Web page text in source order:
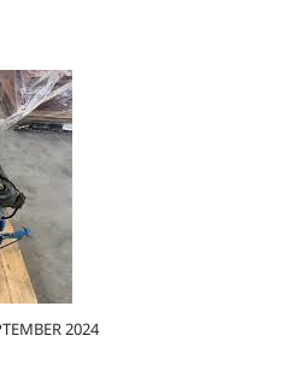
2024